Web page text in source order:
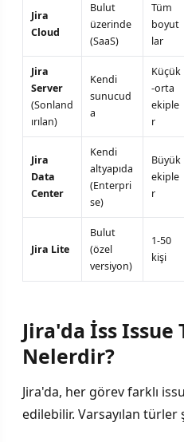
Jira
Cloud
Bulut
üzerinde
(SaaS)
Tüm
boyut
lar
Jira
Server
(Sonland
ırılan)
Kendi
sunucud
a
Küçük
-orta
ekiple
r
Jira
Data
Center
Kendi
altyapıda
(Enterpri
se)
Büyük
ekiple
r
Jira Lite
Bulut
(özel
versiyon)
1-50
kişi
Jira'da İss Issue
Nelerdir?
Jira'da, her görev farklı
edilebilir. Varsayılan türler